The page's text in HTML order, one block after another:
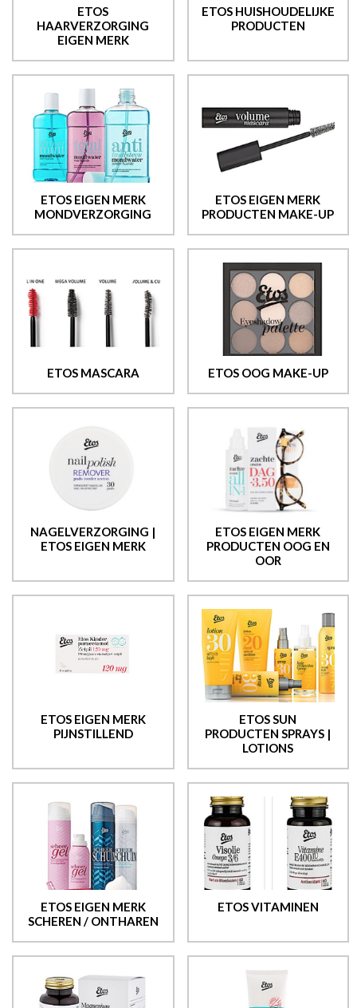
ETOS
HAARVERZORGING
EIGEN MERK
ETOS HUISHOUDELIJKE
PRODUCTEN
ETOS EIGEN MERK
MONDVERZORGING
ETOS EIGEN MERK
PRODUCTEN MAKE-UP
ETOS MASCARA ETOS OOG MAKE-UP
NAGELVERZORGING |
ETOS EIGEN MERK
ETOS EIGEN MERK
PRODUCTEN OOG EN
OOR
ETOS EIGEN MERK
PIJNSTILLEND
ETOS SUN
PRODUCTEN SPRAYS |
LOTIONS
ETOS EIGEN MERK
SCHEREN / ONTHAREN
ETOS VITAMINEN